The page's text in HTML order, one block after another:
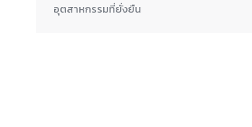
อุตสาหกรรมที่ยั่งยืน